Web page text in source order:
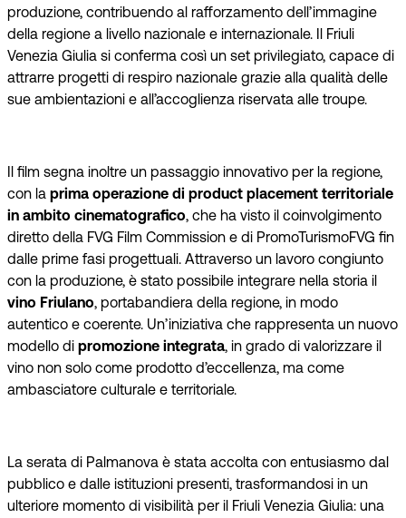
produzione, contribuendo al rafforzamento dell’immagine
della regione a livello nazionale e internazionale. Il Friuli
Venezia Giulia si conferma così un set privilegiato, capace di
attrarre progetti di respiro nazionale grazie alla qualità delle
sue ambientazioni e all’accoglienza riservata alle troupe.
Il film segna inoltre un passaggio innovativo per la regione,
con la prima operazione di product placement territoriale
in ambito cinematografico, che ha visto il coinvolgimento
diretto della FVG Film Commission e di PromoTurismoFVG fin
dalle prime fasi progettuali. Attraverso un lavoro congiunto
con la produzione, è stato possibile integrare nella storia il
vino Friulano, portabandiera della regione, in modo
autentico e coerente. Un’iniziativa che rappresenta un nuovo
modello di promozione integrata, in grado di valorizzare il
vino non solo come prodotto d’eccellenza, ma come
ambasciatore culturale e territoriale.
La serata di Palmanova è stata accolta con entusiasmo dal
pubblico e dalle istituzioni presenti, trasformandosi in un
ulteriore momento di visibilità per il Friuli Venezia Giulia: una